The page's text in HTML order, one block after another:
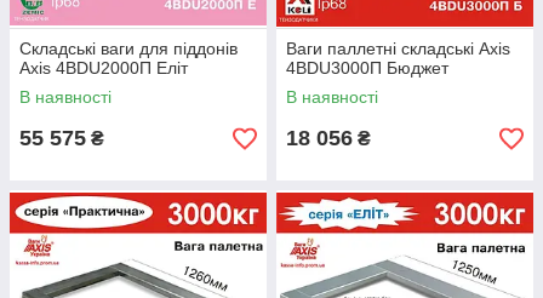
Складські ваги для піддонів
Axis 4BDU2000П Еліт
В наявності
55 575 ₴
Ваги паллетні складські Axis
4BDU3000П Бюджет
В наявності
18 056 ₴